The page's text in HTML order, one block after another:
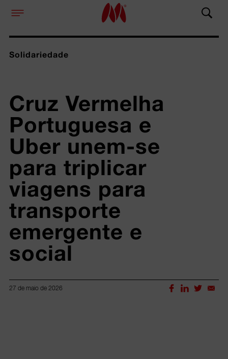
Solidariedade
Cruz Vermelha
Portuguesa e
Uber unem-se
para triplicar
viagens para
transporte
emergente e
social
27 de maio de 2026